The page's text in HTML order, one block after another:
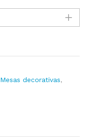
Mesas decorativas,